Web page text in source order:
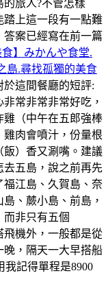
旅人?不管怎樣
踏上這一段有一點難
案已經寫在前一篇
食】みかんや食堂.
島.尋找孤獨的美食
於這間餐廳的短評:
常非常非常好吃，
雞（中午在五郎強棒
肉會噴汁，份量根
飯）香又涮嘴。建議
去五島，說之前再先
福江島、久賀島、奈
、蕨小島、前島，
而非只有五個
飛機外，一般都是從
晚，隔天一大早搭船
我記得單程是8900